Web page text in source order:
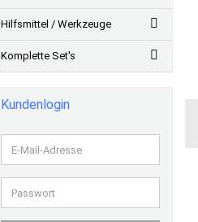
Hilfsmittel / Werkzeuge
Komplette Set's
Kundenlogin
E-
Mail-
Adresse
Passwort